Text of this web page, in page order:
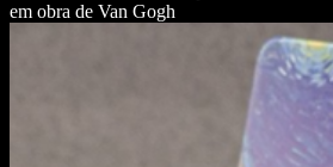
em obra de Van Gogh